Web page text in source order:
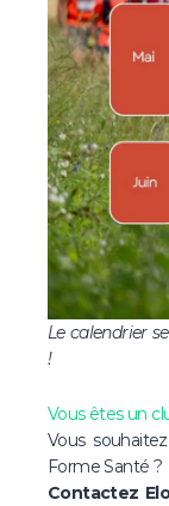
Le calendrier
!
Vous êtes un
Vous
Forme Santé ?
Contactez